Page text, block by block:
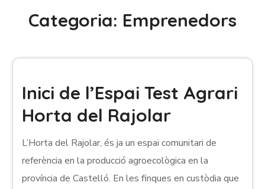
Categoria: Emprenedors
Inici de l’Espai Test Agrari
Horta del Rajolar
L’Horta del Rajolar, és ja un espai comunitari de
referència en la producció agroecològica en la
província de Castelló. En les finques en custòdia que